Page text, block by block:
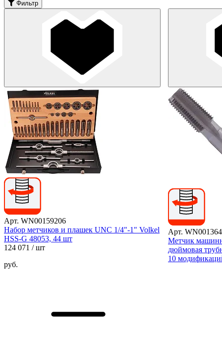
Фильтр
Арт. WN00159206
Набор метчиков и плашек UNC 1/4"-1" Volkel
HSS-G 48053, 44 шт
124 071 / шт
руб.
Арт.
Метчик
дюймовая
10